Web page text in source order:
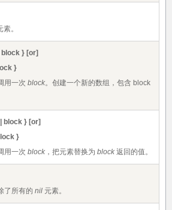
。
} [or]
}
用一次 block。创建一个新的数组，包含 block
block } [or]
}
用一次 block ，把元素替换为 block 返回的值。
了所有的 nil 元素。